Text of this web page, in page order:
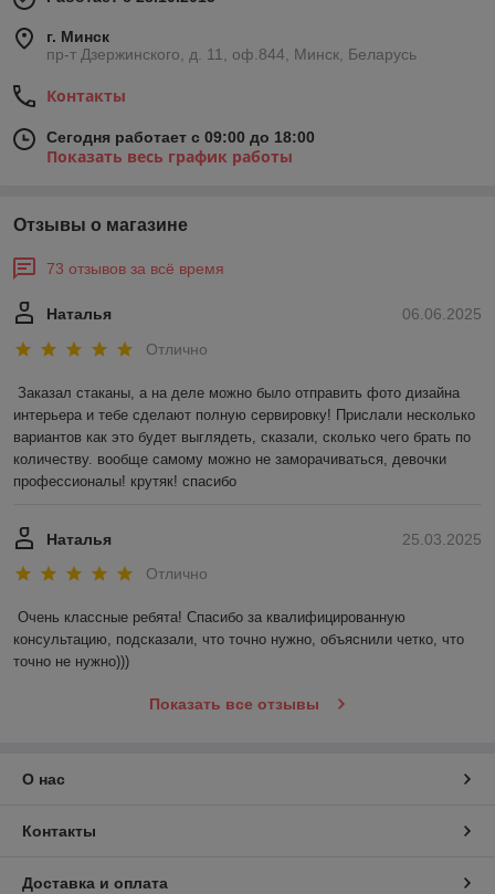
г. Минск
пр-т Дзержинского, д. 11, оф.844, Минск, Беларусь
Контакты
Сегодня работает с 09:00 до 18:00
Показать весь график работы
Отзывы о магазине
73 отзывов за всё время
06.06.2025
Наталья
Отлично
Заказал стаканы, а на деле можно было отправить фото дизайна
интерьера и тебе сделают полную сервировку! Прислали несколько
вариантов как это будет выглядеть, сказали, сколько чего брать по
количеству. вообще самому можно не заморачиваться, девочки
профессионалы! крутяк! спасибо
25.03.2025
Наталья
Отлично
Очень классные ребята! Спасибо за квалифицированную
консультацию, подсказали, что точно нужно, объяснили четко, что
точно не нужно)))
Показать все отзывы
О нас
Контакты
Доставка и оплата